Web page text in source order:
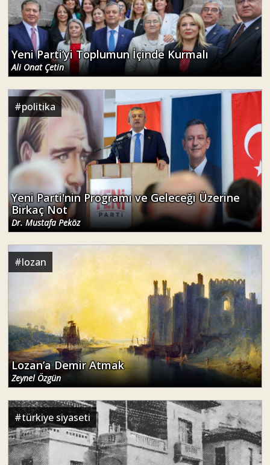
Yeni Parti’yi Toplumun İçinde Kurmalı
Ali Onat Çetin
#politika
Yeni Parti'nin Programı ve Geleceği Üzerine
Birkaç Not
Dr. Mustafa Peköz
#lozan
Lozan’a Demir Atmak
Zeynel Özgün
#türkiye siyaseti